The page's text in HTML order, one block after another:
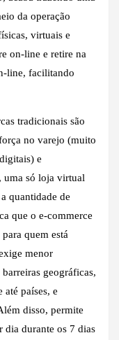
da operação
virtuais e
on-line e retire na
line, facilitando
tradicionais são
no varejo (muito
e
uma só loja virtual
quantidade de
que o e-commerce
quem está
menor
geográficas,
até países, e
disso, permite
dia durante os 7 dias